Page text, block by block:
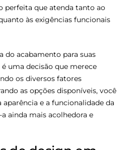
perfeita que atenda tanto ao
às exigências funcionais
do acabamento para suas
uma decisão que merece
os diversos fatores
as opções disponíveis, você
e a funcionalidade da
ainda mais acolhedora e